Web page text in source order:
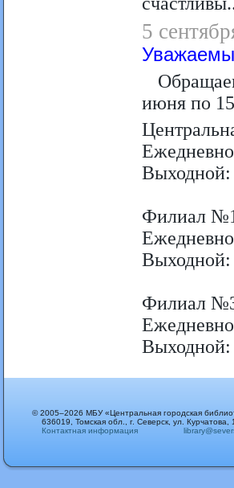
5
июня по
Ежедневно
Выходной:
Филиал
Ежедневно
Выходной:
Филиал
Ежедневно
Выходной:
© 2005–2026 МБУ «Центральная городская
636019, Томская обл., г. Северск, ул. Курчатова,
Контактная информация